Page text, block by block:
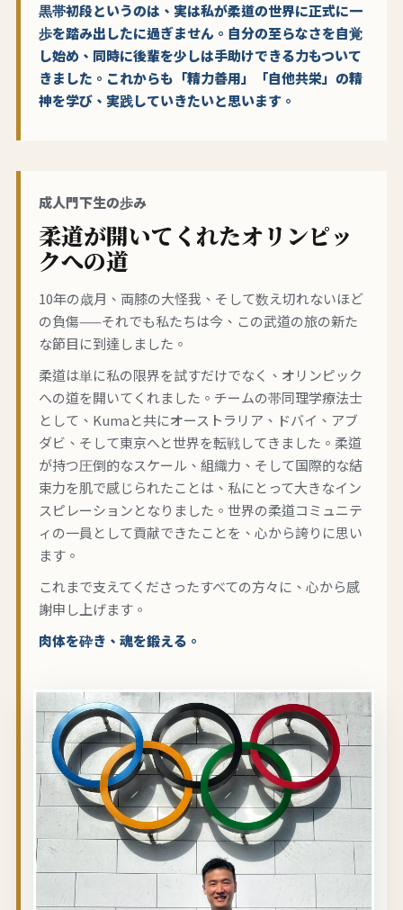
黒帯初段というのは、実は私が柔道の世界に正式に一
歩を踏み出したに過ぎません。自分の至らなさを自覚
し始め、同時に後輩を少しは手助けできる力もついて
きました。これからも「精力善用」「自他共栄」の精
神を学び、実践していきたいと思います。
成人門下生の歩み
柔道が開いてくれたオリンピッ
クへの道
10年の歳月、両膝の大怪我、そして数え切れないほど
の負傷——それでも私たちは今、この武道の旅の新た
な節目に到達しました。
柔道は単に私の限界を試すだけでなく、オリンピック
への道を開いてくれました。チームの帯同理学療法士
として、Kumaと共にオーストラリア、ドバイ、アブ
ダビ、そして東京へと世界を転戦してきました。柔道
が持つ圧倒的なスケール、組織力、そして国際的な結
束力を肌で感じられたことは、私にとって大きなイン
スピレーションとなりました。世界の柔道コミュニテ
ィの一員として貢献できたことを、心から誇りに思い
ます。
これまで支えてくださったすべての方々に、心から感
謝申し上げます。
肉体を砕き、魂を鍛える。